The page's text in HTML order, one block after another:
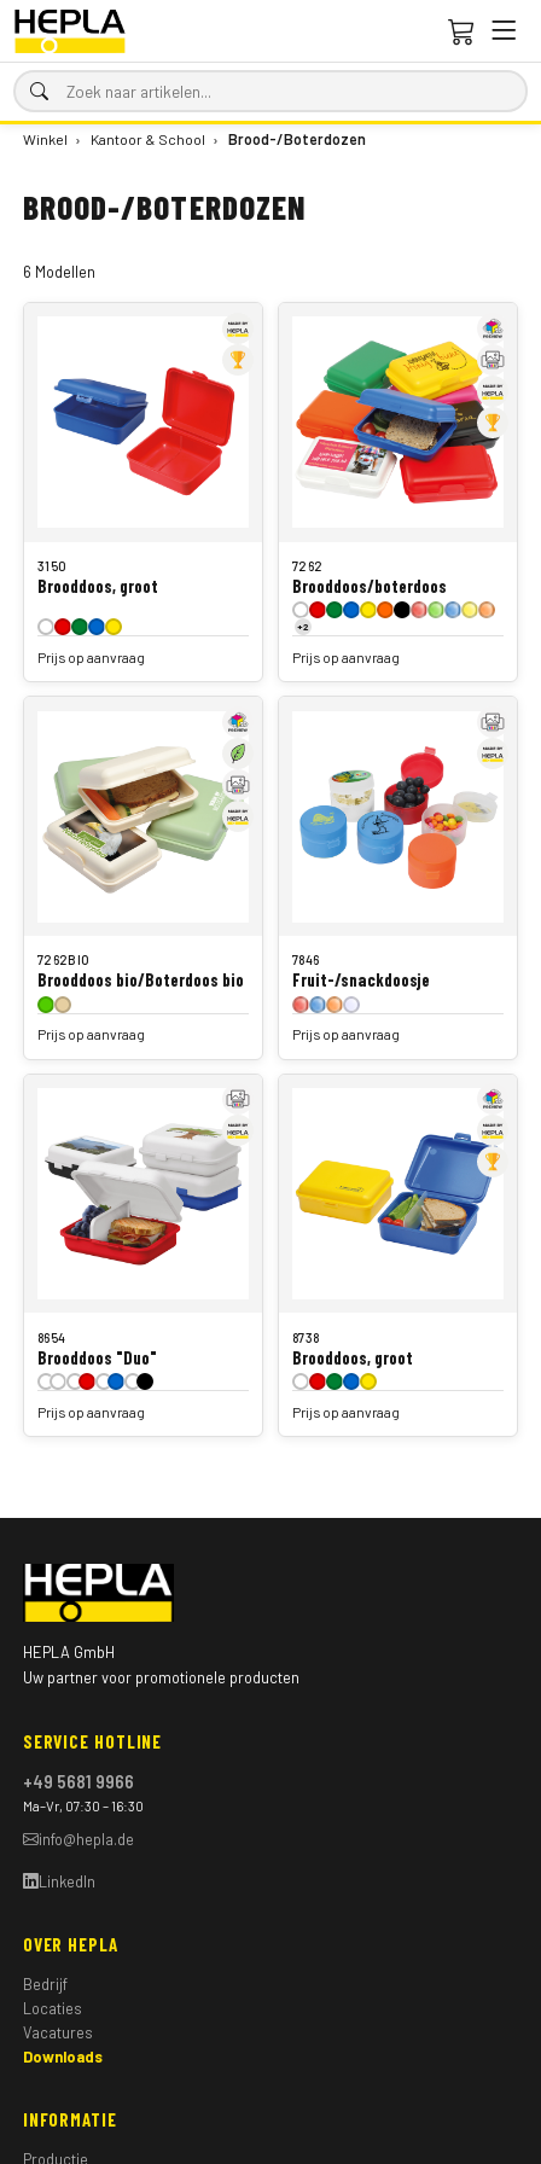
Winkel › Kantoor & School › Brood-/Boterdozen
BROOD-/BOTERDOZEN
6 Modellen
3150
Brooddoos, groot
Prijs op aanvraag
7262
Brooddoos/boterdoos
+2
Prijs op aanvraag
7262BIO
Brooddoos bio/Boterdoos bio
Prijs op aanvraag
7846
Fruit-/snackdoosje
Prijs op aanvraag
8654
Brooddoos "Duo"
Prijs op aanvraag
8738
Brooddoos, groot
Prijs op aanvraag
HEPLA GmbH
Uw partner voor promotionele producten
SERVICE HOTLINE
+49 5681 9966
Ma–Vr, 07:30 – 16:30
info@hepla.de
LinkedIn
OVER HEPLA
Bedrijf
Locaties
Vacatures
Downloads
INFORMATIE
Productie